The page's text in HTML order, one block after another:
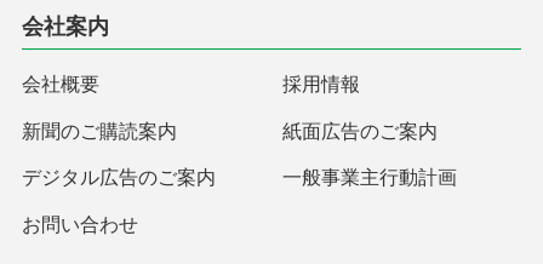
会社案内
会社概要 採用情報
新聞のご購読案内 紙面広告のご案内
デジタル広告のご案内 一般事業主行動計画
お問い合わせ